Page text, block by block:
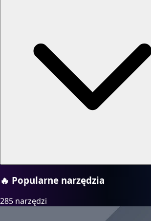
🔥 Popularne narzędzia
285 narzędzi